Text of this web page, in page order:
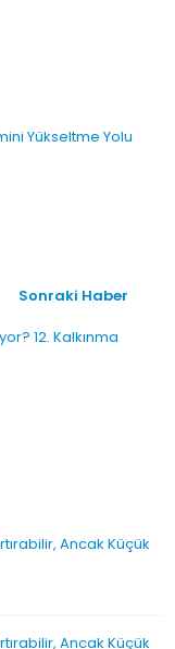
Yükseltme Yolu
Sonraki Haber
12. Kalkınma
Ancak Küçük
Ancak Küçük